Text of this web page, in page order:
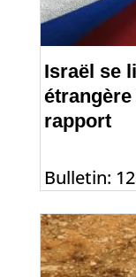
Israël se
rapport
Bulletin: